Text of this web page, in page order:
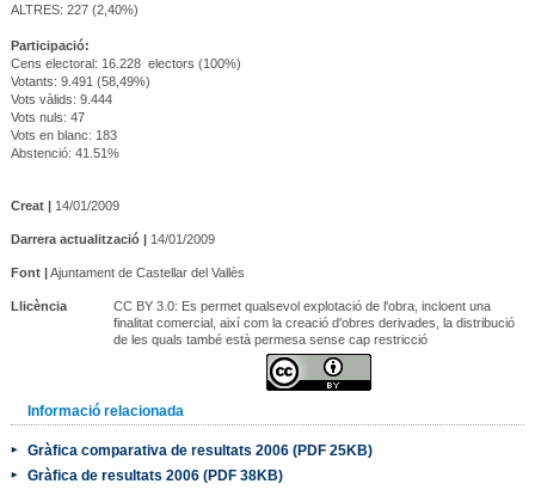
ALTRES: 227 (2,40%)
Participació:
Cens electoral: 16.228 electors (100%)
Votants: 9.491 (58,49%)
Vots vàlids: 9.444
Vots nuls: 47
Vots en blanc: 183
Abstenció: 41.51%
Creat |14/01/2009
Darrera actualització |14/01/2009
Font |Ajuntament de Castellar del Vallès
Llicència
CC BY 3.0: Es permet qualsevol explotació de l'obra, incloent una
finalitat comercial, així com la creació d'obres derivades, la distribució
de les quals també està permesa sense cap restricció
Informació relacionada
Gràfica comparativa de resultats 2006 (PDF 25KB)
Gràfica de resultats 2006 (PDF 38KB)